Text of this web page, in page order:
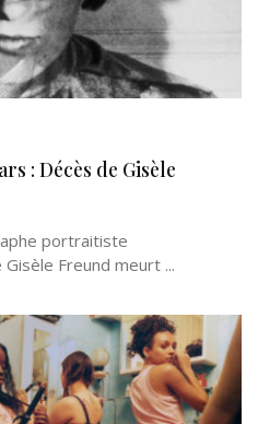
: Décès de Gisèle
portraitiste
Freund meurt ...